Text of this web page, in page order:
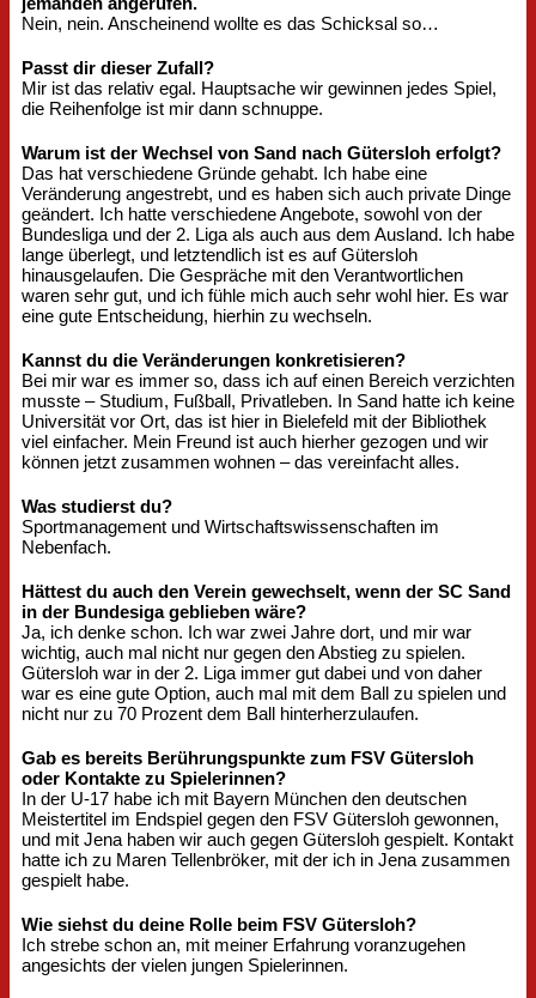
Nein, nein. Anscheinend wollte es das Schicksal so…
Passt dir dieser Zufall?
Mir ist das relativ egal. Hauptsache wir gewinnen jedes Spiel,
die Reihenfolge ist mir dann schnuppe.
Warum ist der Wechsel von Sand nach Gütersloh erfolgt?
Das hat verschiedene Gründe gehabt. Ich habe eine
Veränderung angestrebt, und es haben sich auch private Dinge
geändert. Ich hatte verschiedene Angebote, sowohl von der
Bundesliga und der 2. Liga als auch aus dem Ausland. Ich habe
lange überlegt, und letztendlich ist es auf Gütersloh
hinausgelaufen. Die Gespräche mit den Verantwortlichen
waren sehr gut, und ich fühle mich auch sehr wohl hier. Es war
eine gute Entscheidung, hierhin zu wechseln.
Kannst du die Veränderungen konkretisieren?
Bei mir war es immer so, dass ich auf einen Bereich verzichten
musste – Studium, Fußball, Privatleben. In Sand hatte ich keine
Universität vor Ort, das ist hier in Bielefeld mit der Bibliothek
viel einfacher. Mein Freund ist auch hierher gezogen und wir
können jetzt zusammen wohnen – das vereinfacht alles.
Was studierst du?
Sportmanagement und Wirtschaftswissenschaften im
Nebenfach.
Hättest du auch den Verein gewechselt, wenn der SC Sand
in der Bundesiga geblieben wäre?
Ja, ich denke schon. Ich war zwei Jahre dort, und mir war
wichtig, auch mal nicht nur gegen den Abstieg zu spielen.
Gütersloh war in der 2. Liga immer gut dabei und von daher
war es eine gute Option, auch mal mit dem Ball zu spielen und
nicht nur zu 70 Prozent dem Ball hinterherzulaufen.
Gab es bereits Berührungspunkte zum FSV Gütersloh
oder Kontakte zu Spielerinnen?
In der U-17 habe ich mit Bayern München den deutschen
Meistertitel im Endspiel gegen den FSV Gütersloh gewonnen,
und mit Jena haben wir auch gegen Gütersloh gespielt. Kontakt
hatte ich zu Maren Tellenbröker, mit der ich in Jena zusammen
gespielt habe.
Wie siehst du deine Rolle beim FSV Gütersloh?
Ich strebe schon an, mit meiner Erfahrung voranzugehen
angesichts der vielen jungen Spielerinnen.